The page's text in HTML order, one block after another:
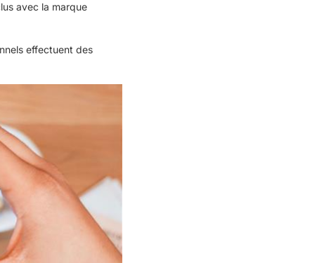
avec la marque
effectuent des